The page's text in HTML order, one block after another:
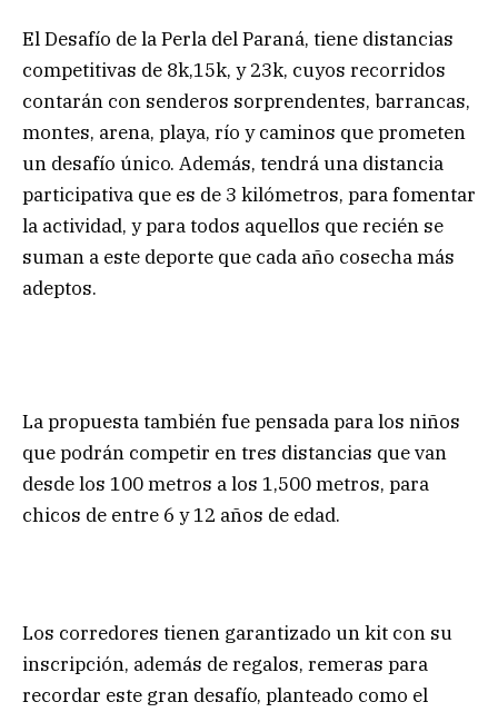
El Desafío de la Perla del Paraná, tiene distancias
competitivas de 8k,15k, y 23k, cuyos recorridos
contarán con senderos sorprendentes, barrancas,
montes, arena, playa, río y caminos que prometen
un desafío único. Además, tendrá una distancia
participativa que es de 3 kilómetros, para fomentar
la actividad, y para todos aquellos que recién se
suman a este deporte que cada año cosecha más
adeptos.
La propuesta también fue pensada para los niños
que podrán competir en tres distancias que van
desde los 100 metros a los 1,500 metros, para
chicos de entre 6 y 12 años de edad.
Los corredores tienen garantizado un kit con su
inscripción, además de regalos, remeras para
recordar este gran desafío, planteado como el